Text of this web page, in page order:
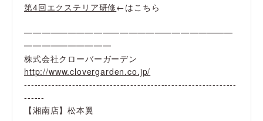
第4回エクステリア研修←はこちら
━━━━━━━━━━━━━━━━━━━━━━━━
━━━━━━━━━━
株式会社クローバーガーデン
http://www.clovergarden.co.jp/
--------------------------------------------------------------
------
【湘南店】松本翼